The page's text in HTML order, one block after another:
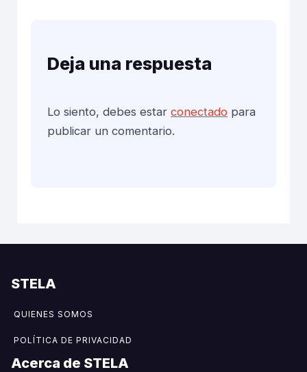
Deja una respuesta
Lo siento, debes estar conectado para
publicar un comentario.
STELA
QUIENES SOMOS
POLÍTICA DE PRIVACIDAD
Acerca de STELA​